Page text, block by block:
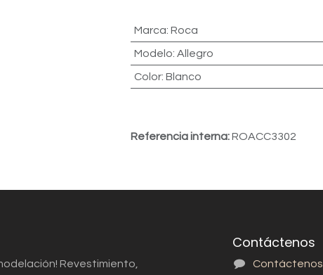
Marca: Roca
Modelo: Allegro
Color: Blanco
Referencia interna:ROACC3302
Revestimiento,
Contáctenos
Contáctenos